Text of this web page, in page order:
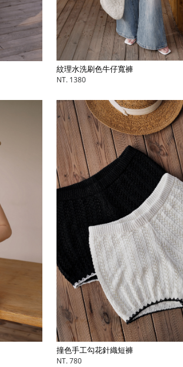
紋理水洗刷色牛仔寬褲
NT. 1380
撞色手工勾花針織短褲
NT. 780